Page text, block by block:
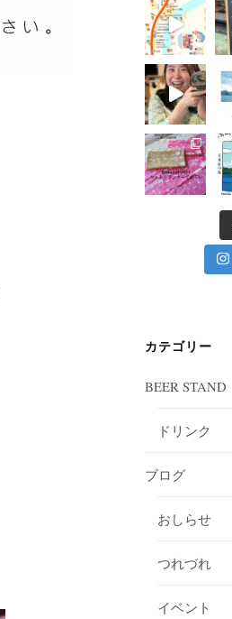
カテゴリー
BEER STAND
ドリンク
ブログ
おしらせ
つれづれ
イベント